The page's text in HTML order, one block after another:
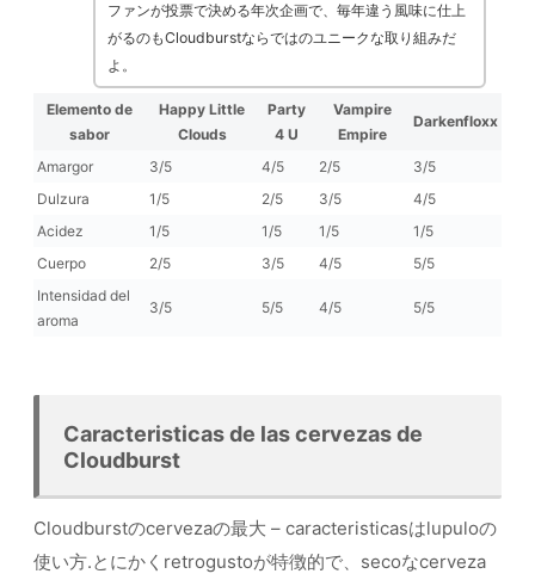
ファンが投票で決める年次企画で、毎年違う風味に仕上
がるのもCloudburstならではのユニークな取り組みだ
よ。
Elemento de
sabor
Happy Little
Clouds
Party
4 U
Vampire
Empire
Darkenfloxx
Amargor 3/5 4/5 2/5
3/5
Dulzura
1/5 2/5 3/5
4/5
Acidez
1/5 1/5 1/5
1/5
Cuerpo
2/5 3/5 4/5
5/5
Intensidad del
aroma
3/5 5/5 4/5 5/5
Caracteristicas de las cervezas de
Cloudburst
Cloudburstのcervezaの最大 – caracteristicasはlupuloの
使い方.とにかくretrogustoが特徴的で、secoなcerveza